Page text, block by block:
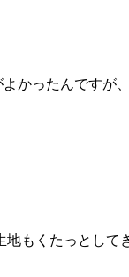
かったんですが
もくたっとして